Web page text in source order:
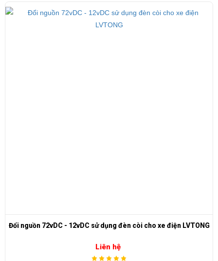
Đổi nguồn 72vDC - 12vDC sử dụng đèn còi cho xe điện LVTONG
Liên hệ